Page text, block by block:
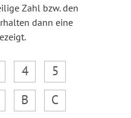
Zahl bzw. den
dann eine
4
5
B
C